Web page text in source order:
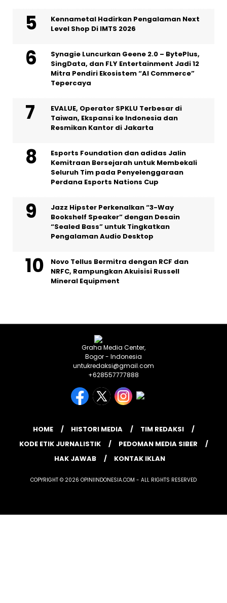
Kennametal Hadirkan Pengalaman Next
Level Shop Di IMTS 2026
Synagie Luncurkan Geene 2.0 – BytePlus,
SingData, dan FLY Entertainment Jadi 12
Mitra Pendiri Ekosistem “AI Commerce”
Tepercaya
EVALUE, Operator SPKLU Terbesar di
Taiwan, Ekspansi ke Indonesia dan
Resmikan Kantor di Jakarta
Esports Foundation dan adidas Jalin
Kemitraan Bersejarah untuk Membekali
Seluruh Tim pada Penyelenggaraan
Perdana Esports Nations Cup
Jazz Hipster Perkenalkan “3-Way
Bookshelf Speaker” dengan Desain
“Sealed Bass” untuk Tingkatkan
Pengalaman Audio Desktop
Novo Tellus Bermitra dengan RCF dan
NRFC, Rampungkan Akuisisi Russell
Mineral Equipment
Graha Media Center,
Bogor - Indonesia
untukredaksi@gmail.com
+628557777888
HOME HISTORI MEDIA
TIM REDAKSI
KODE ETIK JURNALISTIK
PEDOMAN MEDIA SIBER
HAK JAWAB
KONTAK IKLAN
COPYRIGHT © 2026 OPINIINDONESIA.COM - ALL RIGHTS RESERVED